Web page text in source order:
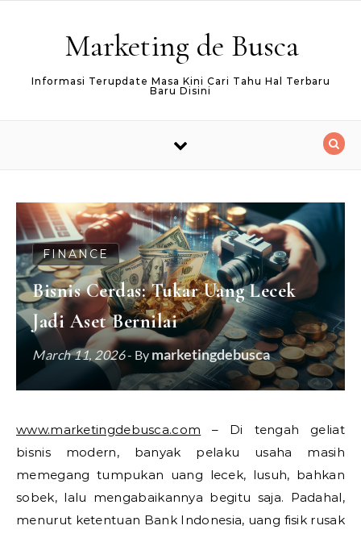
Marketing de Busca
Informasi Terupdate Masa Kini Cari Tahu Hal Terbaru
Baru Disini
FINANCE
Bisnis Cerdas: Tukar Uang Lecek
Jadi Aset Bernilai
March 11, 2026- By marketingdebusca
www.marketingdebusca.com – Di tengah geliat
bisnis modern, banyak pelaku usaha masih
memegang tumpukan uang lecek, lusuh, bahkan
sobek, lalu mengabaikannya begitu saja. Padahal,
menurut ketentuan Bank Indonesia, uang fisik rusak